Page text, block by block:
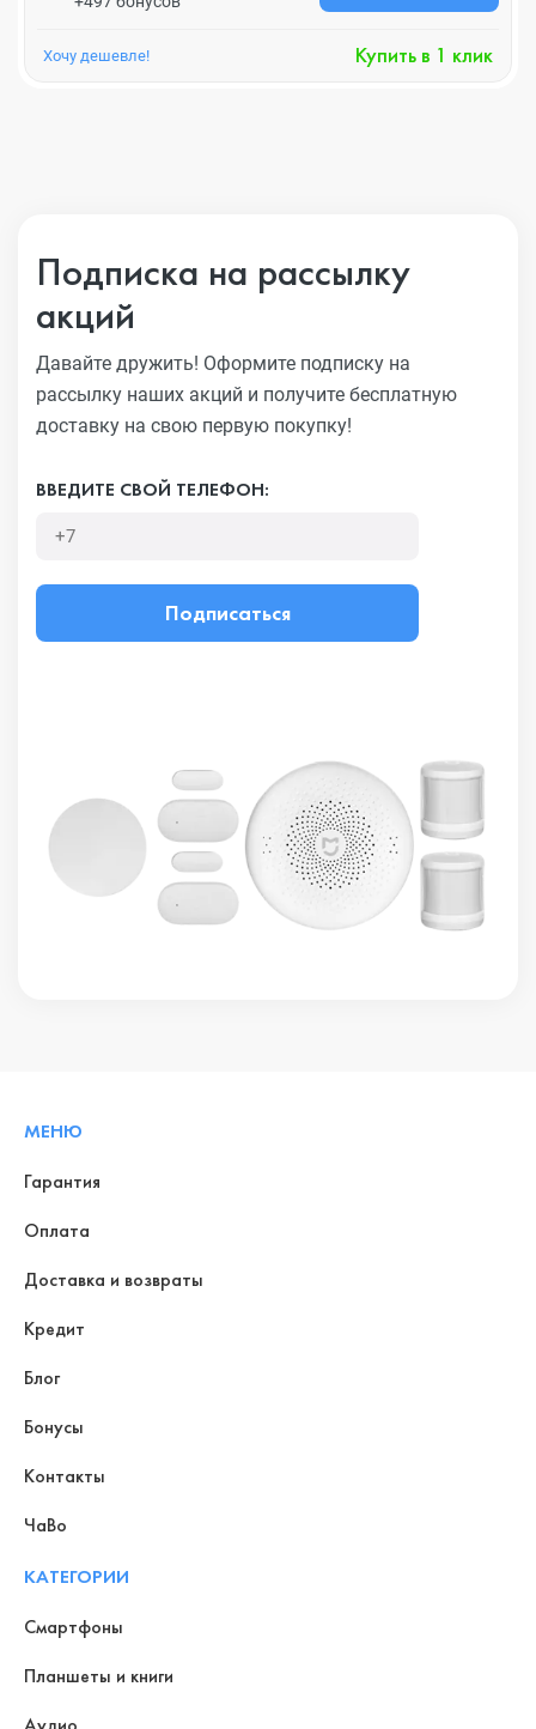
Хочу дешевле! Купить в 1 клик
Подписка на рассылку
акций
Давайте дружить! Оформите подписку на
рассылку наших акций и получите бесплатную
доставку на свою первую покупку!
ВВЕДИТЕ СВОЙ ТЕЛЕФОН:
Подписаться
МЕНЮ
Гарантия
Оплата
Доставка и возвраты
Кредит
Блог
Бонусы
Контакты
ЧаВо
КАТЕГОРИИ
Смартфоны
Планшеты и книги